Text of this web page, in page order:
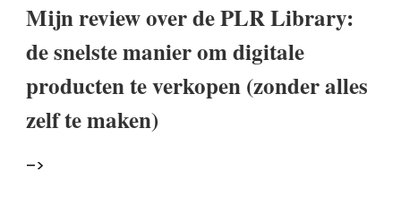
PLR
Library:
de
snelste
Mijn review over de PLR Library:
de snelste manier om digitale
producten te verkopen (zonder alles
zelf te maken)
–>